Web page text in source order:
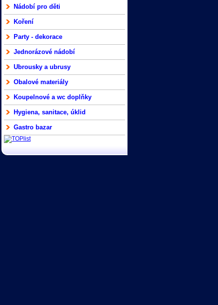
Nádobí pro děti
Koření
Party - dekorace
Jednorázové nádobí
Ubrousky a ubrusy
Obalové materiály
Koupelnové a wc doplňky
Hygiena, sanitace, úklid
Gastro bazar